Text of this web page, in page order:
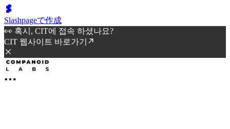
Slashpageで作成
👀 혹시, CIT에 접속 하셨나요?
CIT 웹사이트 바로가기